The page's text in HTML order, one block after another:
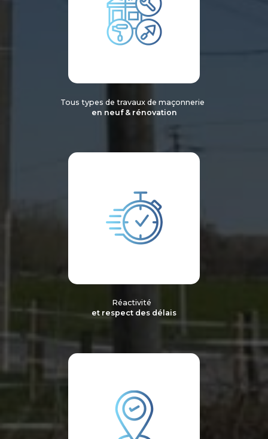
Tous types de travaux de maçonnerie
en neuf & rénovation
Réactivité
et respect des délais